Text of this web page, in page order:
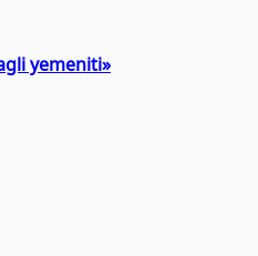
yemeniti»